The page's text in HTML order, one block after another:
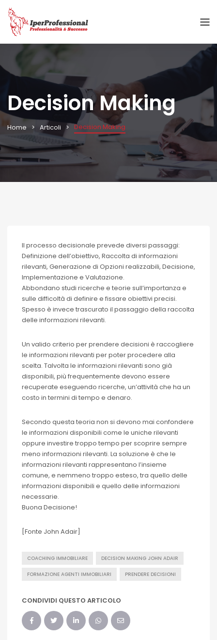
Decision Making
Home Articoli Decision Making
Il processo decisionale prevede diversi passaggi:
Definizione dell’obiettivo, Raccolta di informazioni
rilevanti, Generazione di Opzioni realizzabili, Decisione,
Implementazione e Valutazione.
Abbondano studi ricerche e teorie sull’importanza e
sulle difficoltà di definire e fissare obiettivi precisi.
Spesso è invece trascurato il passaggio della raccolta
delle informazioni rilevanti.
Un valido criterio per prendere decisioni è raccogliere
le informazioni rilevanti per poter procedere alla
scelta. Talvolta le informazioni rilevanti sono già
disponibili, più frequentemente devono essere
recuperate eseguendo ricerche, un’attività che ha un
costo in termini di tempo e denaro.
Secondo questa teoria non si devono mai confondere
le informazioni disponibili come le uniche rilevanti
oppure investire troppo tempo per scoprire sempre
meno informazioni rilevanti. La soluzione è che le
informazioni rilevanti rappresentano l’insieme
comune, e nemmeno troppo esteso, tra quello delle
informazioni disponibili e quello delle informazioni
necessarie.
Buona Decisione!
[Fonte John Adair]
COACHING IMMOBILIARE DECISION MAKING JOHN ADAIR
FORMAZIONE AGENTI IMMOBILIARI PRENDERE DECISIONI
CONDIVIDI QUESTO ARTICOLO